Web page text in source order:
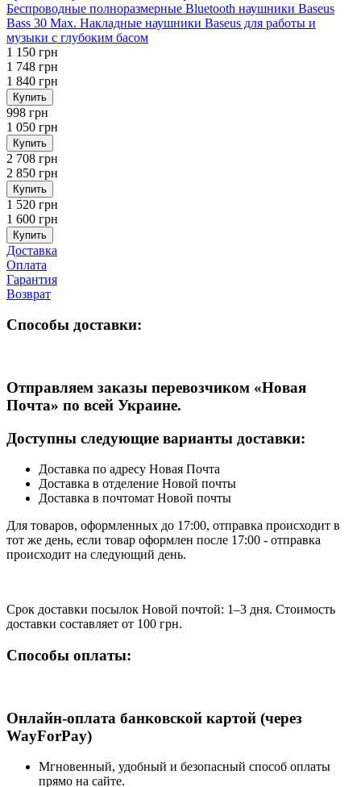
Беспроводные полноразмерные Bluetooth наушники Baseus
Bass 30 Max. Накладные наушники Baseus для работы и
музыки с глубоким басом
1 150 грн
1 748 грн
1 840 грн
Купить
998 грн
1 050 грн
Купить
2 708 грн
2 850 грн
Купить
1 520 грн
1 600 грн
Купить
Доставка
Оплата
Гарантия
Возврат
Способы доставки:
Отправляем заказы перевозчиком «Новая
Почта» по всей Украине.
Доступны следующие варианты доставки:
Доставка по адресу Новая Почта
Доставка в отделение Новой почты
Доставка в почтомат Новой почты
Для товаров, оформленных до 17:00, отправка происходит в
тот же день, если товар оформлен после 17:00 - отправка
происходит на следующий день.
Срок доставки посылок Новой почтой: 1–3 дня. Стоимость
доставки составляет от 100 грн.
Способы оплаты:
Онлайн-оплата банковской картой (через
WayForPay)
Мгновенный, удобный и безопасный способ оплаты
прямо на сайте.